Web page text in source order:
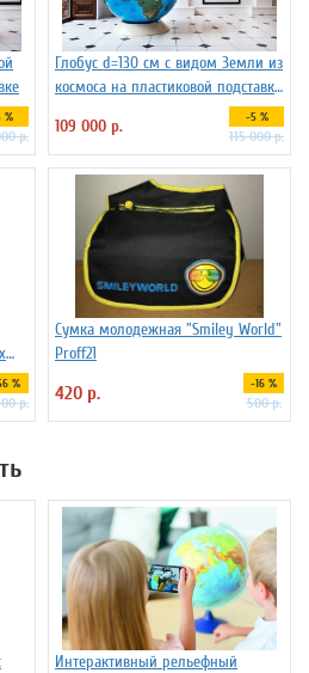
%
р.
Глобус d=130 см c видом Земли из
космоса на пластиковой подставке,
109 000 р. -5 %
115 000 р.
%
р.
Сумка молодежная "Smiley World"
Proff21
420 р. -16 %
500 р.
Интерактивный рельефный